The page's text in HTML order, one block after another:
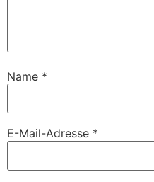
Name *
E-Mail-Adresse *